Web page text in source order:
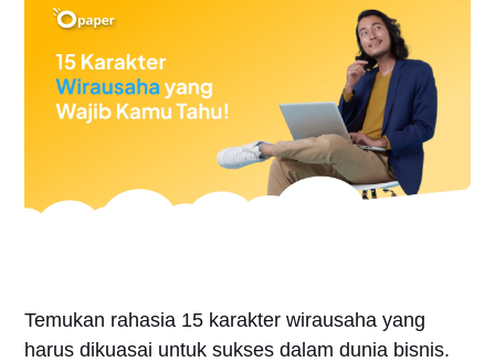
Temukan rahasia 15 karakter wirausaha yang
harus dikuasai untuk sukses dalam dunia bisnis.